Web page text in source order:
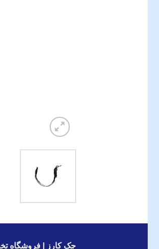
جک کارز | فروشگاه